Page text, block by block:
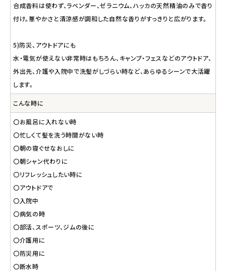
合成香料は使わず、ラベンダー、ゼラニウム、ハッカの天然精油のみで香り
付け。華やかさと清涼感が調和した自然な香りがすっきりと広がります。
5)防災、アウトドアにも
水・電気が使えない非常時はもちろん、キャンプ・フェスなどのアウトドア、
外出先、介護や入院中で洗髪がしづらい時など、あらゆるシーンで大活躍
します。
こんな時に
〇お風呂に入れない時
〇忙しくて髪を洗う時間がない時
〇朝の寝ぐせなおしに
〇朝シャン代わりに
〇リフレッシュしたい時に
〇アウトドアで
〇入院中
〇病気の時
〇部活、スポーツ、ジムの後に
〇介護用に
〇防災用に
〇断水時